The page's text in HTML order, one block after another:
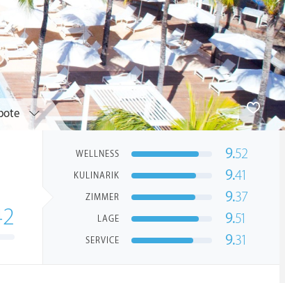
WELLNESS 9.52
KULINARIK 9.41
ZIMMER 9.37
LAGE 9.51
SERVICE 9.31